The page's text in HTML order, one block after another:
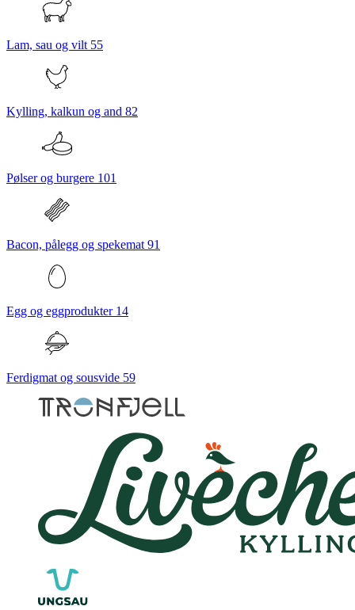
Lam, sau og vilt 55
Kylling, kalkun og and 82
Pølser og burgere 101
Bacon, pålegg og spekemat 91
Egg og eggprodukter 14
Ferdigmat og sousvide 59